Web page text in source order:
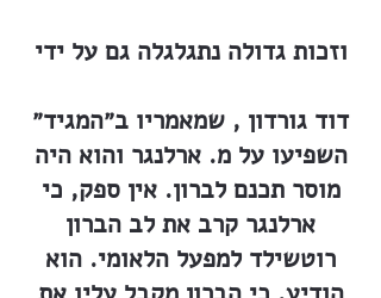
וזכות גדולה נתגלגלה גם על ידי
דוד גורדון , שמאמריו ב״המגיד״
השפיעו על מ. ארלנגר והוא היה
מוסר תכנם לברון. אין ספק, כי
ארלנגר קרב את לב הברון
רוטשילד למפעל הלאומי. הוא